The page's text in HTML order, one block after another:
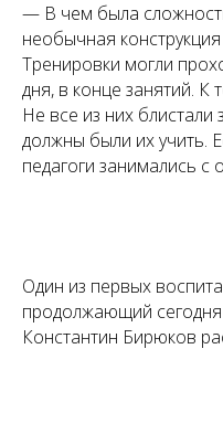
— В чем была
необычная
Тренировки могли
дня, в конце занятий. К
Не все из них
должны были их учить.
педагоги занимались
Один из первых
продолжающий
Константин Бирюков